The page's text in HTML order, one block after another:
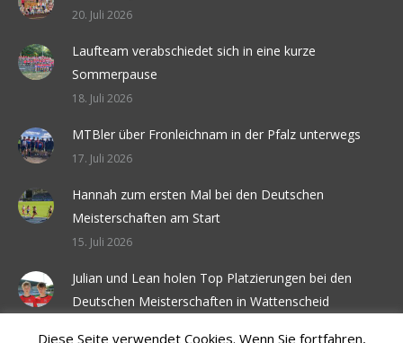
20. Juli 2026
Laufteam verabschiedet sich in eine kurze
Sommerpause
18. Juli 2026
MTBler über Fronleichnam in der Pfalz unterwegs
17. Juli 2026
Hannah zum ersten Mal bei den Deutschen
Meisterschaften am Start
15. Juli 2026
Julian und Lean holen Top Platzierungen bei den
Deutschen Meisterschaften in Wattenscheid
Diese Seite verwendet Cookies. Wenn Sie fortfahren,